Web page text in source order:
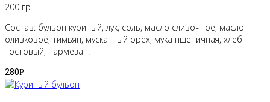
200 гр.
Состав: бульон куриный, лук, соль, масло сливочное, масло
оливковое, тимьян, мускатный орех, мука пшеничная, хлеб
тостовый, пармезан.
280Р